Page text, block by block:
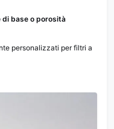
di base o porosità
personalizzati per filtri a